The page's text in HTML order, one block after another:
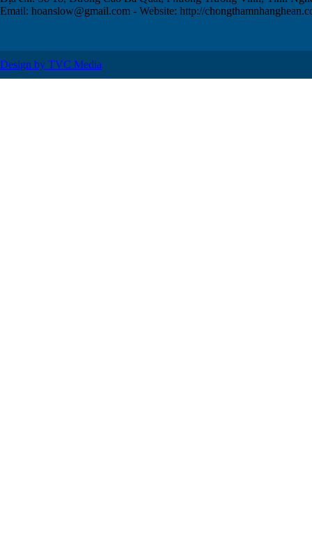
Email: hoanslow@gmail.com - Website: http://
Design by TVC Media